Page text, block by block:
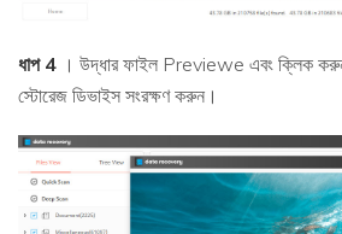
ধাপ 4 । উদ্ধার ফাইল Previewe এবং ক্লিক করুন
স্টোরেজ ডিভাইস সংরক্ষণ করুন।